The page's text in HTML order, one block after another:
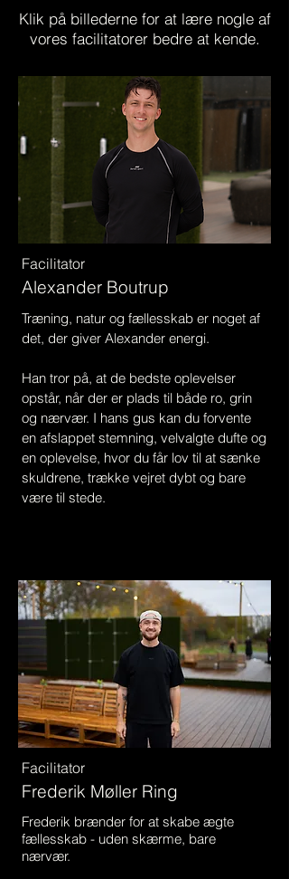
Klik på billederne for at lære nogle af
vores facilitatorer bedre at kende.
Facilitator
Alexander Boutrup
Træning, natur og fællesskab er noget af
det, der giver Alexander energi.
Han tror på, at de bedste oplevelser
opstår, når der er plads til både ro, grin
og nærvær. I hans gus kan du forvente
en afslappet stemning, velvalgte dufte og
en oplevelse, hvor du får lov til at sænke
skuldrene, trække vejret dybt og bare
være til stede.
Facilitator
Frederik Møller Ring
Frederik brænder for at skabe ægte
fællesskab - uden skærme, bare
nærvær.